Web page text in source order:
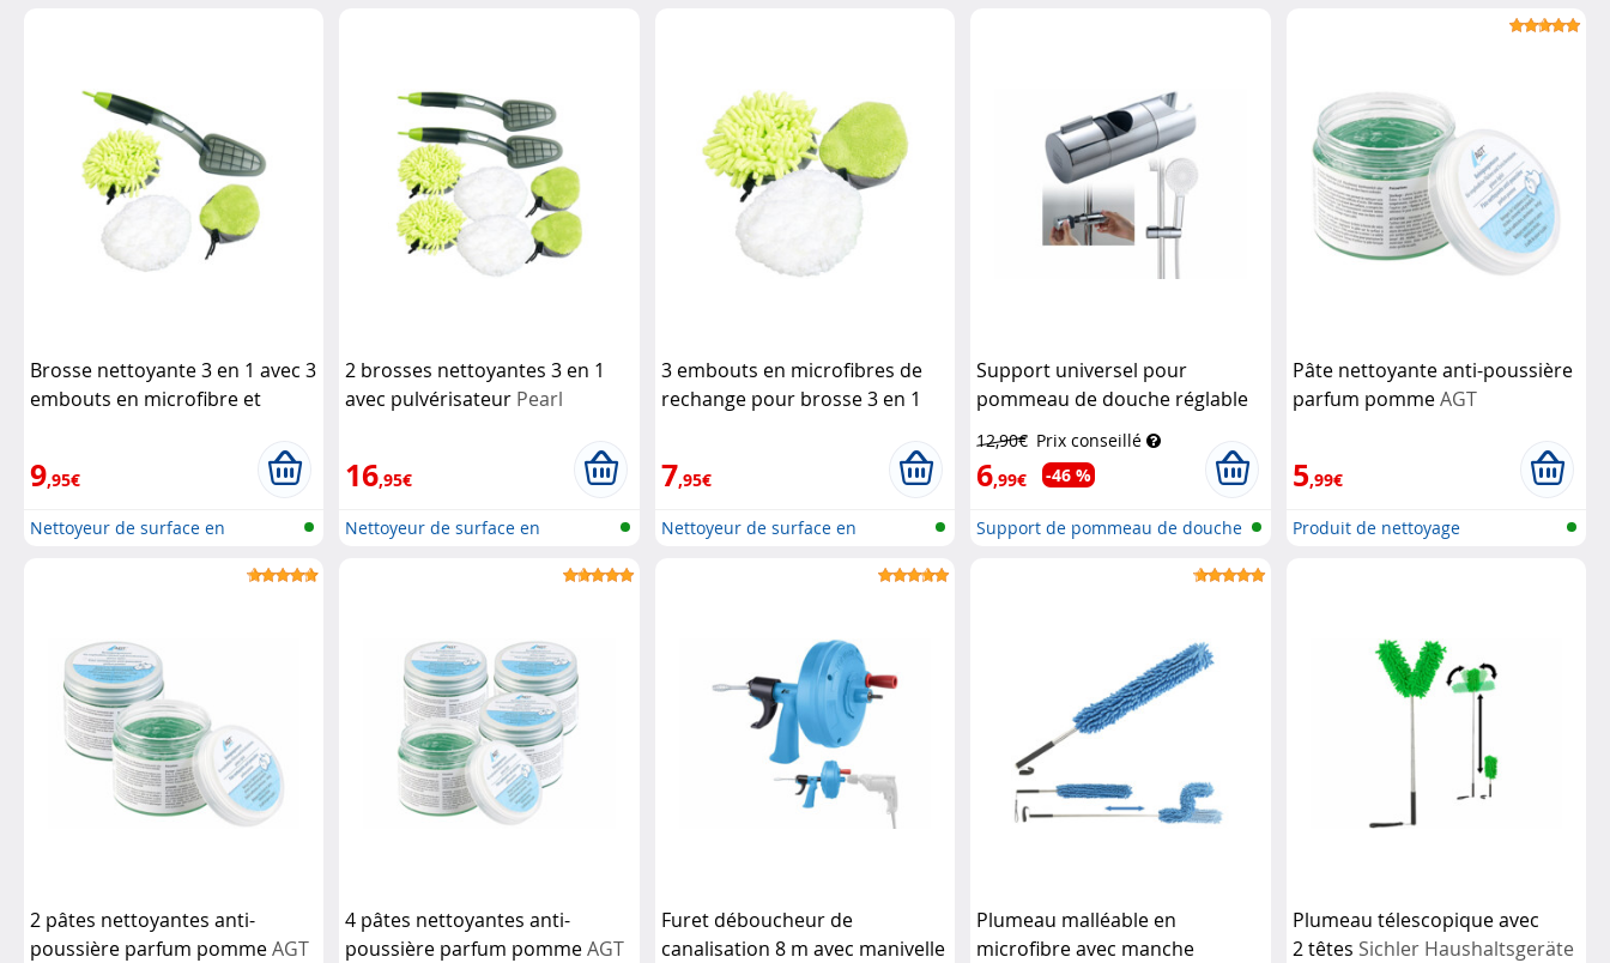
Brosse nettoyante 3 en 1 avec 3
embouts en microfibre et
9,95€
Nettoyeur de surface en
2 brosses nettoyantes 3 en 1
avec pulvérisateur Pearl
16,95€
Nettoyeur de surface en
3 embouts en microfibres de
rechange pour brosse 3 en 1
7,95€
Nettoyeur de surface en
Support universel pour
pommeau de douche réglable
12,90€ Prix conseillé
6,99€ -46 %
Support de pommeau de douche
Pâte nettoyante anti-poussière
parfum pommeAGT
5,99€
Produit de nettoyage
2 pâtes nettoyantes anti-
poussière parfum pommeAGT
4 pâtes nettoyantes anti-
poussière parfum pommeAGT
Furet déboucheur de
canalisation 8 m avec manivelle
Plumeau malléable en
microfibre avec manche
Plumeau télescopique avec
2 têtes Sichler Haushaltsgeräte